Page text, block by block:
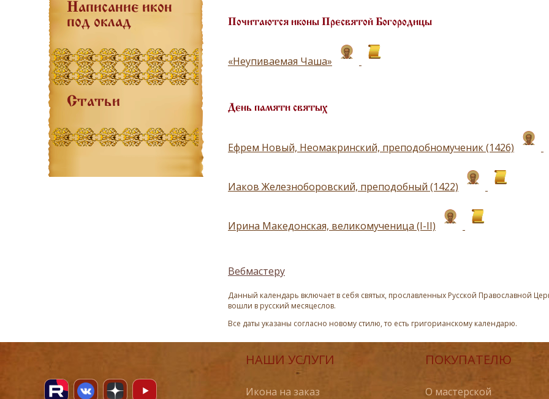
Написание икон
под оклад
Статьи
Почитаются иконы Пресвятой Богородицы
«Неупиваемая Чаша»
День памяти святых
Ефрем Новый, Неомакринский, преподобномученик (1426)
Иаков Железноборовский, преподобный (1422)
Ирина Македонская, великомученица (I-II)
Вебмастеру
Данный календарь включает в себя святых, прославленных Русской Православной
вошли в русский месяцеслов.
Все даты указаны согласно новому стилю, то есть григорианскому календарю.
НАШИ УСЛУГИ
Икона на заказ
ПОКУПАТЕЛЮ
О мастерской